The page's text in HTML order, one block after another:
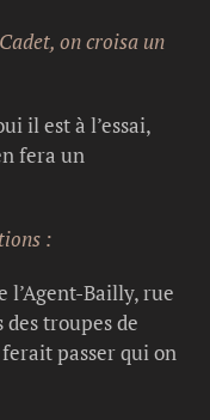
on croisa un
il est à l’essai,
fera un
:
l’Agent-Bailly, rue
troupes de
passer qui on